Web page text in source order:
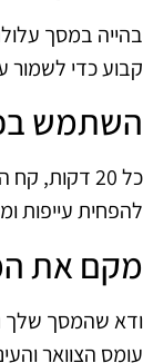
בהייה במסך
קבוע כדי לשמור
השתמש בכלל
להפחית עייפות
מקם את
ודא שהמסך שלך
עומס הצוואר